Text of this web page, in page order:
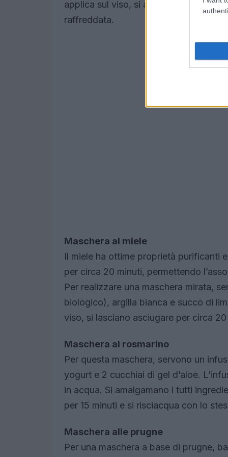
applica sul viso, si aspetta che
raffreddata.
Maschera al miele
Il miele ha ottime proprietà purificanti
per circa 20 minuti, permettendo
Per realizzare una maschera mirata,
biologico), argilla bianca e succo di
viso, si lasciano asciugare per circa
Maschera al rosmarino
Per questa maschera, servono un
yogurt e 2 cucchiai di gel d’aloe.
in acqua. Si amalgamano i tutti
per 15 minuti e si risciacqua con lo
Maschera alle prugne
Per una maschera a base di prugne,